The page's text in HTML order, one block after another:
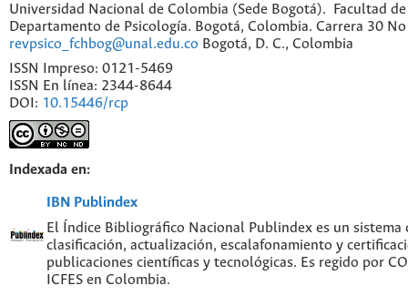
Universidad Nacional de Colombia (Sede Bogotá). Facultad de
Departamento de Psicología. Bogotá, Colombia. Carrera 30
revpsico_fchbog@unal.edu.co Bogotá, D. C., Colombia
ISSN Impreso: 0121-5469
ISSN En línea: 2344-8644
DOI: 10.15446/rcp
Indexada en:
IBN Publindex
El Índice Bibliográfico Nacional Publindex es un
clasificación, actualización, escalafonamiento y
publicaciones científicas y tecnológicas. Es regido por
ICFES en Colombia.